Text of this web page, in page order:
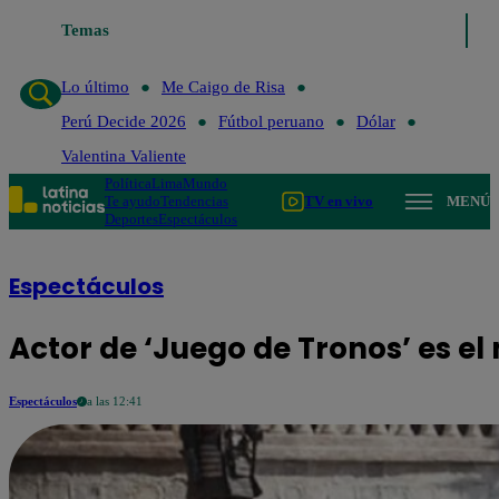
Temas
Lo último
Me Caigo de Risa
Perú Decide 2026
Fútbol peruano
Dólar
Valentina Valiente
PolíticaLimaMundo
Te ayudoTendencias
DeportesEspectáculos
TV en vivo MENÚ
Espectáculos
Actor de ‘Juego de Tronos’ es
Espectáculos a las 12:41